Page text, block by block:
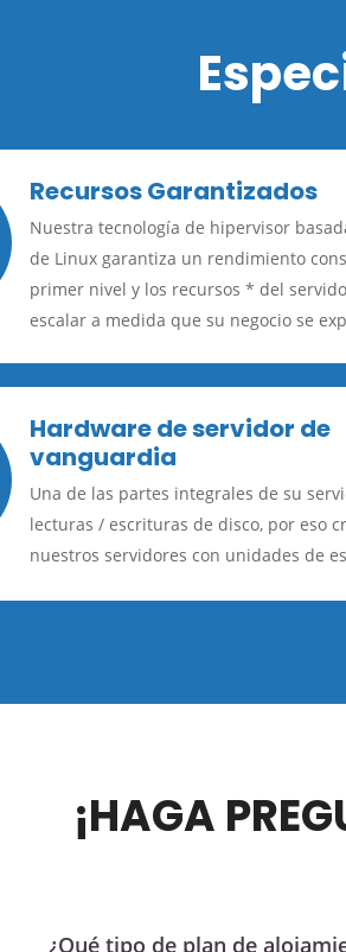
Recursos Garantizados
Nuestra tecnología de hipervisor
de Linux garantiza un rendimiento
primer nivel y los recursos * del
escalar a medida que su negocio se
Hardware de servidor de
vanguardia
Una de las partes integrales de su
lecturas / escrituras de disco, por eso
nuestros servidores con unidades de
¡HAGA
¿Qué tipo de plan de